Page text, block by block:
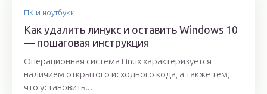
ПК и ноутбуки
Как удалить линукс и оставить Windows 10
— пошаговая инструкция
Операционная система Linux характеризуется
наличием открытого исходного кода, а также тем,
что установить...